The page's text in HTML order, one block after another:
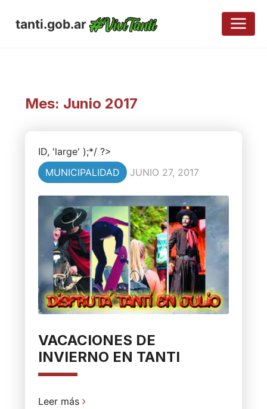
tanti.gob.ar
Mes: Junio 2017
ID, 'large' );*/ ?>
MUNICIPALIDAD
JUNIO 27, 2017
VACACIONES DE
INVIERNO EN TANTI
Leer más